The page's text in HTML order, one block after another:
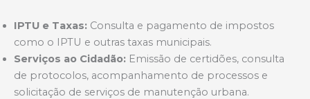
IPTU e Taxas: Consulta e pagamento de impostos
como o IPTU e outras taxas municipais.
Serviços ao Cidadão: Emissão de certidões, consulta
de protocolos, acompanhamento de processos e
solicitação de serviços de manutenção urbana.